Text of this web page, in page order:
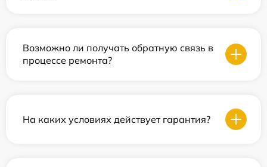
Возможно ли получать обратную связь в
процессе ремонта?
На каких условиях действует гарантия?